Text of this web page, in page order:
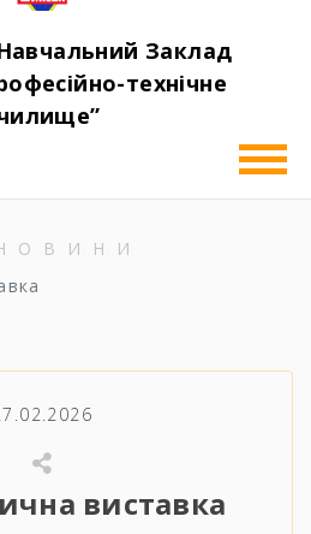
Заклад
технічне
виставка